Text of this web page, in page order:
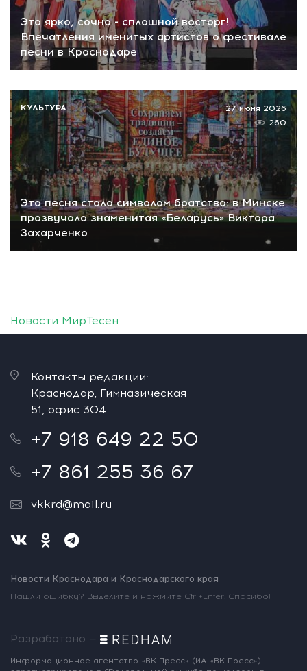
Это ярко, сочно - сплошной восторг!
Впечатления именитых артистов о фестивале
песни в Краснодаре
Эта песня стала символом братства: в Минске
прозвучала знаменитая «Беларусь» Виктора
Захарченко
27 июня 2026
260
КУЛЬТУРА
Новости МирТесен
Контакты редакции:
Краснодар, Гимназическая
51, офис 304
+7 918 649 22 50
+7 861 255 36 67
vkkrd@mail.ru
Новости Краснодара и Краснодарского края
Нашли ошибку? Выделите и нажмите Ctrl+Enter. Спасибо!
Разработано —
Информационное агентство «ВК Пресс» (ИА «ВК Пресс»)